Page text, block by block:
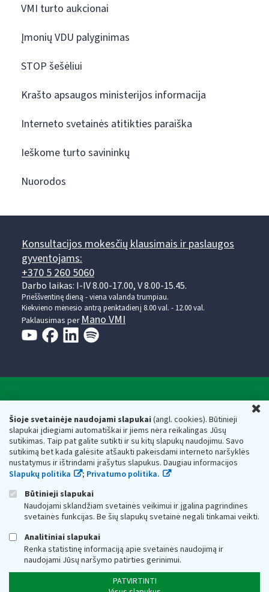
Šioje svetainėje naudojami slapukai(angl. cookies). Būtinieji
slapukai įdiegiami automatiškai ir jiems nėra reikalingas Jūsų
sutikimas. Taip pat galite sutikti ir su kitų slapukų naudojimu. Savo
sutikimą bet kada galėsite atšaukti pakeisdami interneto naršyklės
nustatymus ir ištrindami įrašytus slapukus. Daugiau informacijos
Slapukų politika
; Privatumo politika.
Būtinieji slapukai
Naudojami sklandžiam svetainės veikimui ir įgalina pagrindines
svetainės funkcijas. Be šių slapukų svetainė negali tinkamai veikti.
Analitiniai slapukai
Renka statistinę informaciją apie svetainės naudojimą ir
naudojami Jūsų naršymo patirties gerinimui.
PATVIRTINTI
VMI turto aukcionai
Įmonių VDU palyginimas
STOP šešėliui
Krašto apsaugos ministerijos informacija
Interneto svetainės atitikties paraiška
Ieškome turto savininkų
Nuorodos
Konsultacijos mokesčių klausimais ir paslaugos
gyventojams:
+370 5 260 5060
Darbo laikas: I-IV 8.00-17.00, V 8.00-15.45.
Prieššventinę dieną - viena valanda trumpiau.
Kiekvieno mėnesio antrą penktadienį 8.00 val. - 12.00 val.
Paklausimas per Mano VMI
Respublikos finansų ministerijos
Biudžetinė įstaiga. Juridinio asmens kodas — 188659752,
adresas: Vasario 16-osios g. 14, 01107 Vilnius, Lietuva, el.paštas:
vmi@vmi.lt, E. pristatymo dėžutės adresas 188659752
Duomenys apie Valstybinę mokesčių inspekciją prie Lietuvos
Respublikos finansų ministerijos kaupiami ir saugomi Juridinių